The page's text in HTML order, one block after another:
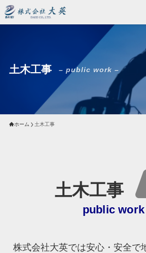
土木工事 – public work –
ホーム 土木工事
土木工事
public work
株式会社大英では安心・安全で